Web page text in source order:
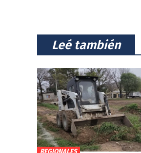
⠀Leé también⠀
REGIONALES